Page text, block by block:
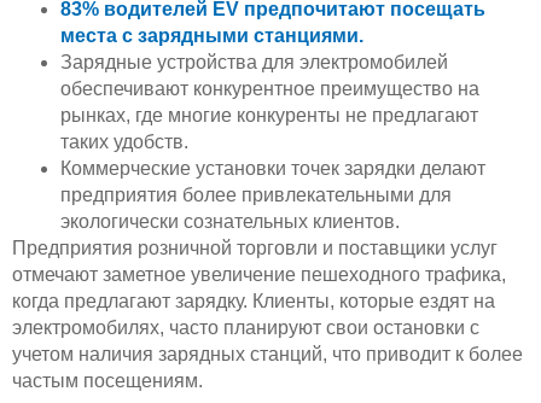
83% водителей EV предпочитают посещать
места с зарядными станциями.
Зарядные устройства для электромобилей
обеспечивают конкурентное преимущество на
рынках, где многие конкуренты не предлагают
таких удобств.
Коммерческие установки точек зарядки делают
предприятия более привлекательными для
экологически сознательных клиентов.
Предприятия розничной торговли и поставщики услуг
отмечают заметное увеличение пешеходного трафика,
когда предлагают зарядку. Клиенты, которые ездят на
электромобилях, часто планируют свои остановки с
учетом наличия зарядных станций, что приводит к более
частым посещениям.